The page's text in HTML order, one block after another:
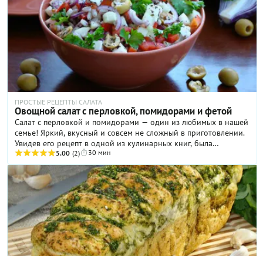
ПРОСТЫЕ РЕЦЕПТЫ САЛАТА
Овощной салат с перловкой, помидорами и фетой
Салат с перловкой и помидорами — один из любимых в нашей
семье! Яркий, вкусный и совсем не сложный в приготовлении.
Увидев его рецепт в одной из кулинарных книг, была
удивлена, заметив в ингредиентах перловую крупу. И тут же
решила, что однозначно стоит попробовать! Крупа привнесла
в это блюдо яркую вкусовую изюминку и сказалась на
сытности блюда самым наилучшим образом! Если вы любите
готовить салаты в стиле «Греческого», обязательно сохраните
мой рецепт! А все, кто уже попробовал, делитесь в
комментариях вашими впечатлениями.
5.00 (2) 30 мин